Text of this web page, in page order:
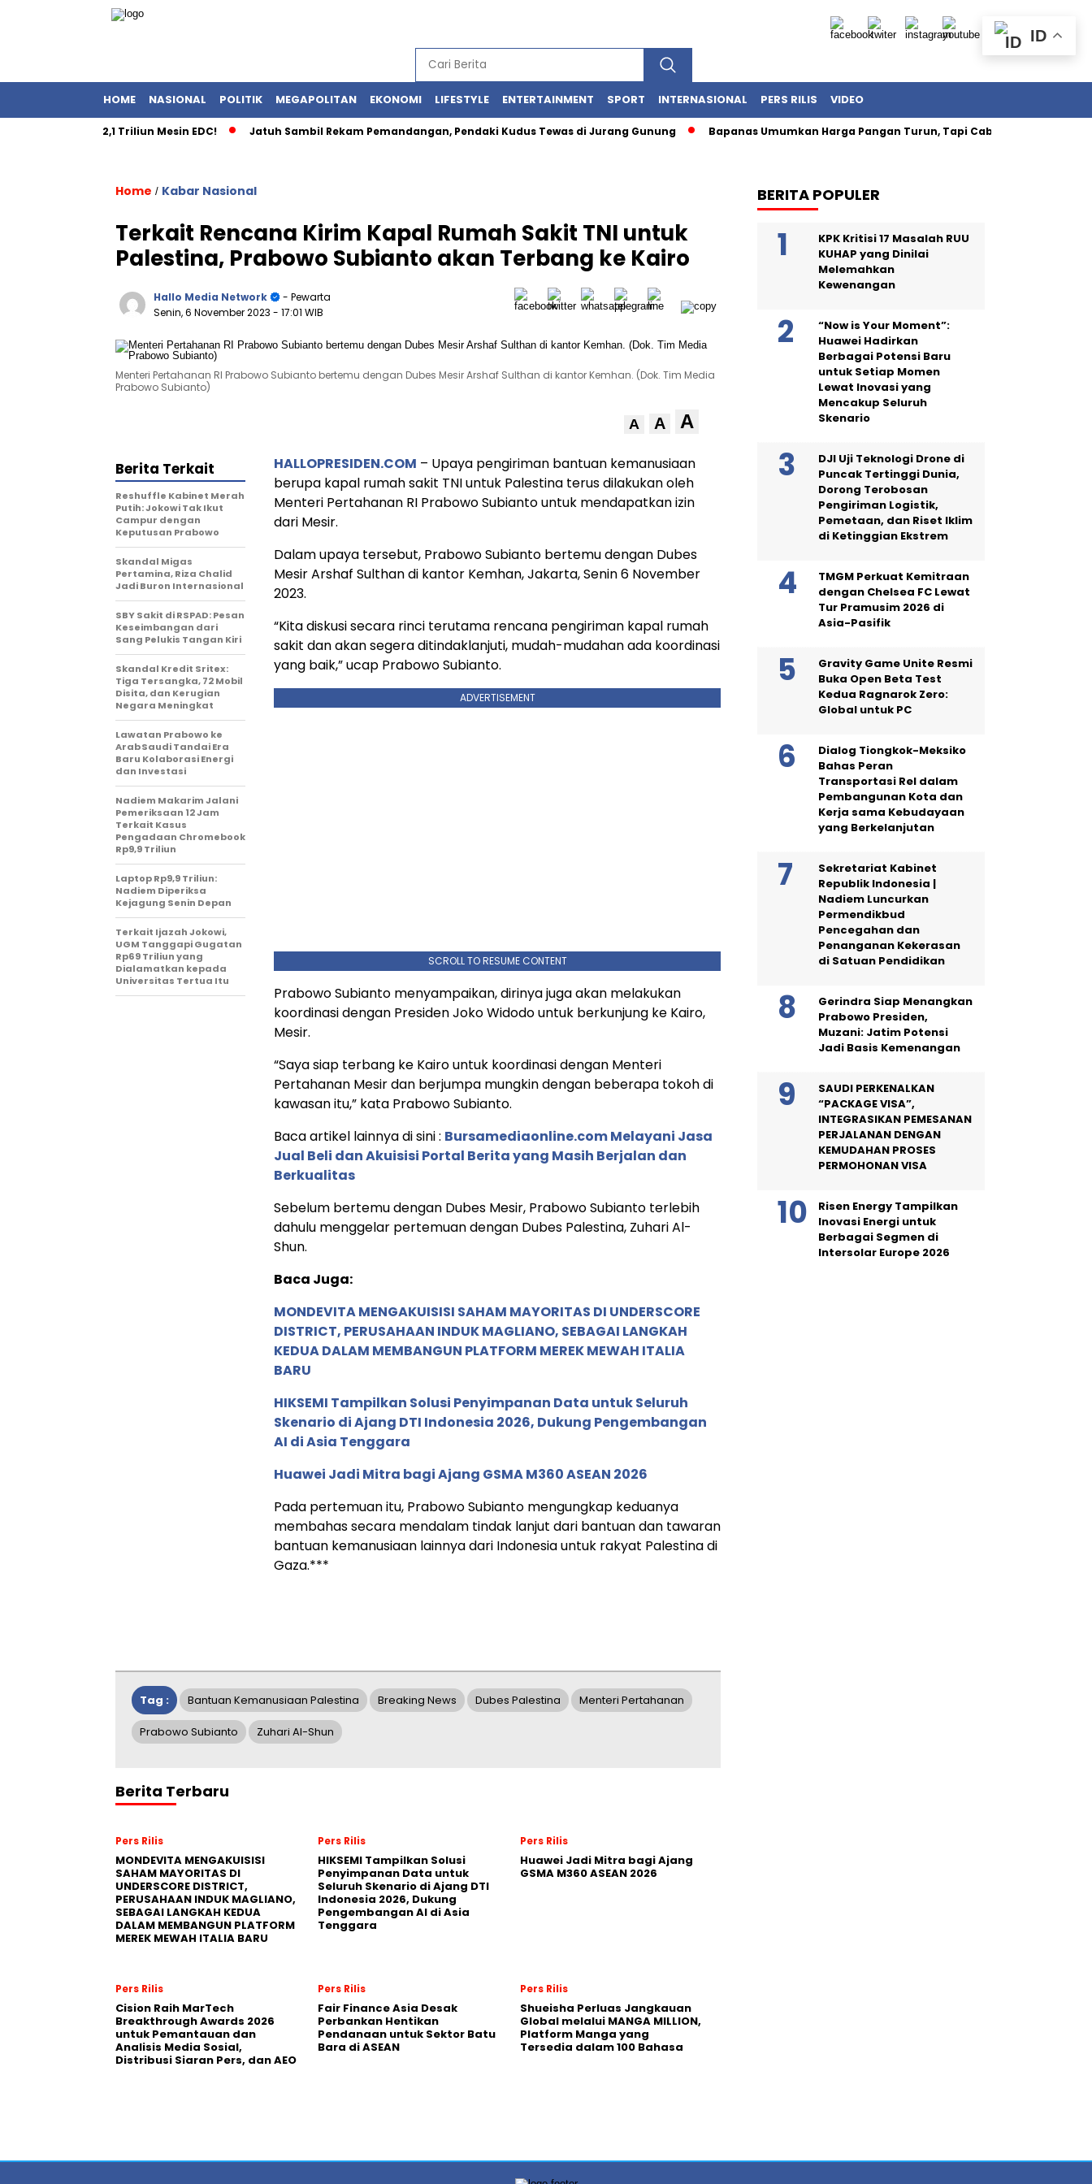
HOME NASIONAL POLITIK MEGAPOLITAN EKONOMI LIFESTYLE ENTERTAINMENT SPORT INTERNASIONAL PERS RILIS VIDEO
Skandal Rp2,1 Triliun Mesin EDC! Jatuh Sambil Rekam Pemandangan, Pendaki Kudus Tewas di Jurang Gunung Bapanas Umumkan Harga Pangan Turun, Tapi Cabai Masih Buat
Home / Kabar Nasional
Terkait Rencana Kirim Kapal Rumah Sakit TNI untuk
Palestina, Prabowo Subianto akan Terbang ke Kairo
Hallo Media Network
- Pewarta
Senin, 6 November 2023 - 17:01 WIB
Menteri Pertahanan RI Prabowo Subianto bertemu dengan Dubes Mesir Arshaf Sulthan di kantor Kemhan. (Dok. Tim Media
Prabowo Subianto)
A A A
HALLOPRESIDEN.COM – Upaya pengiriman bantuan kemanusiaan
berupa kapal rumah sakit TNI untuk Palestina terus dilakukan oleh
Menteri Pertahanan RI Prabowo Subianto untuk mendapatkan izin
dari Mesir.
Dalam upaya tersebut, Prabowo Subianto bertemu dengan Dubes
Mesir Arshaf Sulthan di kantor Kemhan, Jakarta, Senin 6 November
2023.
“Kita diskusi secara rinci terutama rencana pengiriman kapal rumah
sakit dan akan segera ditindaklanjuti, mudah-mudahan ada koordinasi
yang baik,” ucap Prabowo Subianto.
ADVERTISEMENT
SCROLL TO RESUME CONTENT
Prabowo Subianto menyampaikan, dirinya juga akan melakukan
koordinasi dengan Presiden Joko Widodo untuk berkunjung ke Kairo,
Mesir.
“Saya siap terbang ke Kairo untuk koordinasi dengan Menteri
Pertahanan Mesir dan berjumpa mungkin dengan beberapa tokoh di
kawasan itu,” kata Prabowo Subianto.
Baca artikel lainnya di sini : Bursamediaonline.com Melayani Jasa
Jual Beli dan Akuisisi Portal Berita yang Masih Berjalan dan
Berkualitas
Sebelum bertemu dengan Dubes Mesir, Prabowo Subianto terlebih
dahulu menggelar pertemuan dengan Dubes Palestina, Zuhari Al-
Shun.
Baca Juga:
MONDEVITA MENGAKUISISI SAHAM MAYORITAS DI UNDERSCORE
DISTRICT, PERUSAHAAN INDUK MAGLIANO, SEBAGAI LANGKAH
KEDUA DALAM MEMBANGUN PLATFORM MEREK MEWAH ITALIA
BARU
HIKSEMI Tampilkan Solusi Penyimpanan Data untuk Seluruh
Skenario di Ajang DTI Indonesia 2026, Dukung Pengembangan
AI di Asia Tenggara
Huawei Jadi Mitra bagi Ajang GSMA M360 ASEAN 2026
Pada pertemuan itu, Prabowo Subianto mengungkap keduanya
membahas secara mendalam tindak lanjut dari bantuan dan tawaran
bantuan kemanusiaan lainnya dari Indonesia untuk rakyat Palestina di
Gaza.***
Berita Terkait
Reshuffle Kabinet Merah
Putih: Jokowi Tak Ikut
Campur dengan
Keputusan Prabowo
Skandal Migas
Pertamina, Riza Chalid
Jadi Buron Internasional
SBY Sakit di RSPAD: Pesan
Keseimbangan dari
Sang Pelukis Tangan Kiri
Skandal Kredit Sritex:
Tiga Tersangka, 72 Mobil
Disita, dan Kerugian
Negara Meningkat
Lawatan Prabowo ke
Arab Saudi Tandai Era
Baru Kolaborasi Energi
dan Investasi
Nadiem Makarim Jalani
Pemeriksaan 12 Jam
Terkait Kasus
Pengadaan Chromebook
Rp9,9 Triliun
Laptop Rp9,9 Triliun:
Nadiem Diperiksa
Kejagung Senin Depan
Terkait Ijazah Jokowi,
UGM Tanggapi Gugatan
Rp69 Triliun yang
Dialamatkan kepada
Universitas Tertua Itu
Tag : Bantuan Kemanusiaan Palestina Breaking News Dubes Palestina Menteri Pertahanan
Prabowo Subianto Zuhari Al-Shun
Berita Terbaru
Pers Rilis
MONDEVITA MENGAKUISISI
SAHAM MAYORITAS DI
UNDERSCORE DISTRICT,
PERUSAHAAN INDUK MAGLIANO,
SEBAGAI LANGKAH KEDUA
DALAM MEMBANGUN PLATFORM
MEREK MEWAH ITALIA BARU
Pers Rilis
HIKSEMI Tampilkan Solusi
Penyimpanan Data untuk
Seluruh Skenario di Ajang DTI
Indonesia 2026, Dukung
Pengembangan AI di Asia
Tenggara
Pers Rilis
Huawei Jadi Mitra bagi Ajang
GSMA M360 ASEAN 2026
Pers Rilis
Cision Raih MarTech
Breakthrough Awards 2026
untuk Pemantauan dan
Analisis Media Sosial,
Distribusi Siaran Pers, dan AEO
Pers Rilis
Fair Finance Asia Desak
Perbankan Hentikan
Pendanaan untuk Sektor Batu
Bara di ASEAN
Pers Rilis
Shueisha Perluas Jangkauan
Global melalui MANGA MILLION,
Platform Manga yang
Tersedia dalam 100 Bahasa
BERITA POPULER
KPK Kritisi 17 Masalah RUU
KUHAP yang Dinilai
Melemahkan
Kewenangan
“Now is Your Moment”:
Huawei Hadirkan
Berbagai Potensi Baru
untuk Setiap Momen
Lewat Inovasi yang
Mencakup Seluruh
Skenario
DJI Uji Teknologi Drone di
Puncak Tertinggi Dunia,
Dorong Terobosan
Pengiriman Logistik,
Pemetaan, dan Riset Iklim
di Ketinggian Ekstrem
TMGM Perkuat Kemitraan
dengan Chelsea FC Lewat
Tur Pramusim 2026 di
Asia-Pasifik
Gravity Game Unite Resmi
Buka Open Beta Test
Kedua Ragnarok Zero:
Global untuk PC
Dialog Tiongkok-Meksiko
Bahas Peran
Transportasi Rel dalam
Pembangunan Kota dan
Kerja sama Kebudayaan
yang Berkelanjutan
Sekretariat Kabinet
Republik Indonesia |
Nadiem Luncurkan
Permendikbud
Pencegahan dan
Penanganan Kekerasan
di Satuan Pendidikan
Gerindra Siap Menangkan
Prabowo Presiden,
Muzani: Jatim Potensi
Jadi Basis Kemenangan
SAUDI PERKENALKAN
“PACKAGE VISA”,
INTEGRASIKAN PEMESANAN
PERJALANAN DENGAN
KEMUDAHAN PROSES
PERMOHONAN VISA
Risen Energy Tampilkan
Inovasi Energi untuk
Berbagai Segmen di
Intersolar Europe 2026
ID